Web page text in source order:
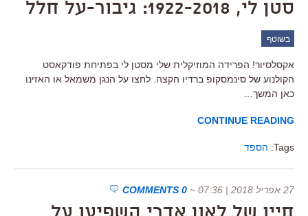
סטן לי, 1922-2018: גיבור-על חלל
בשוטף
אקסלסיור! הפרידה המוזיקלית שלי מסטן לי בפתיחת פודקאסט
הקולנוע של סינמסקופ ברדיו הקצה. לחצו על הנגן משמאל או האזינו
כאן המשך…
CONTINUE READING
Tags: הספד
27 אפריל 2018 | 07:36 ~
0 COMMENTS